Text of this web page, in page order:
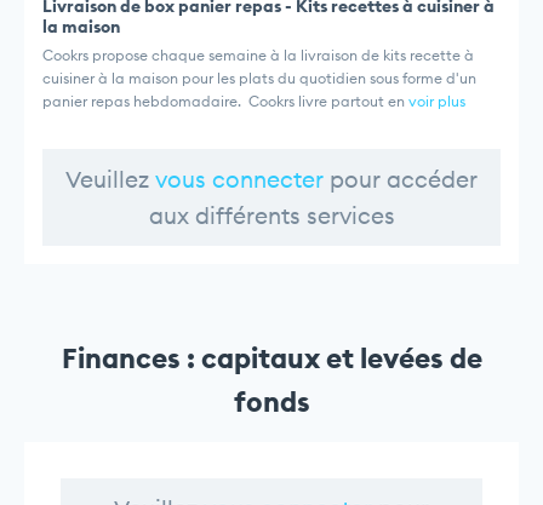
Livraison de box panier repas - Kits recettes à cuisiner à
la maison
Cookrs propose chaque semaine à la livraison de kits recette à
cuisiner à la maison pour les plats du quotidien sous forme d'un
panier repas hebdomadaire. Cookrs livre partout en voir plus
Veuillez vous connecter pour accéder
aux différents services
Finances : capitaux et levées de
fonds